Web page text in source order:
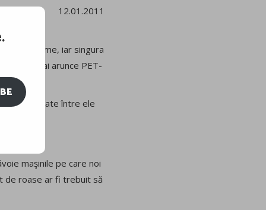
12.01.2011
lume, iar singura
să nu mai arunce PET-
şi erau legate între ele
maşinile pe care noi
de roase ar fi trebuit să